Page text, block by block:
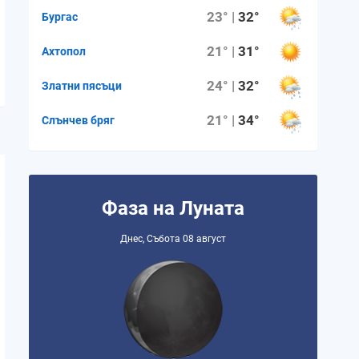
Бургас 23° |32°
Ахтопол 21° |31°
Златни пясъци 24° |32°
Слънчев бряг 21° |34°
Фаза на Луната
Днес, Събота 08 август